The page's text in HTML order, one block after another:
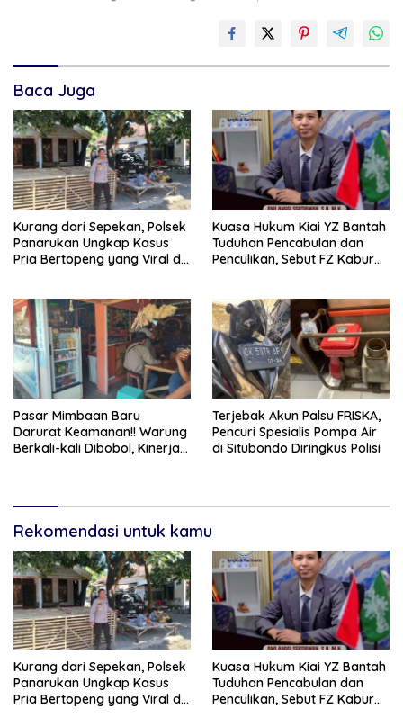
Baca Juga
Kurang dari Sepekan, Polsek
Panarukan Ungkap Kasus
Pria Bertopeng yang Viral di
Kuasa Hukum Kiai YZ Bantah
Tuduhan Pencabulan dan
Penculikan, Sebut FZ Kabur
Pasar Mimbaan Baru
Darurat Keamanan!! Warung
Berkali-kali Dibobol, Kinerja
Terjebak Akun Palsu FRISKA,
Pencuri Spesialis Pompa Air
di Situbondo Diringkus Polisi
Rekomendasi untuk kamu
Kurang dari Sepekan, Polsek
Panarukan Ungkap Kasus
Pria Bertopeng yang Viral di
Kuasa Hukum Kiai YZ Bantah
Tuduhan Pencabulan dan
Penculikan, Sebut FZ Kabur